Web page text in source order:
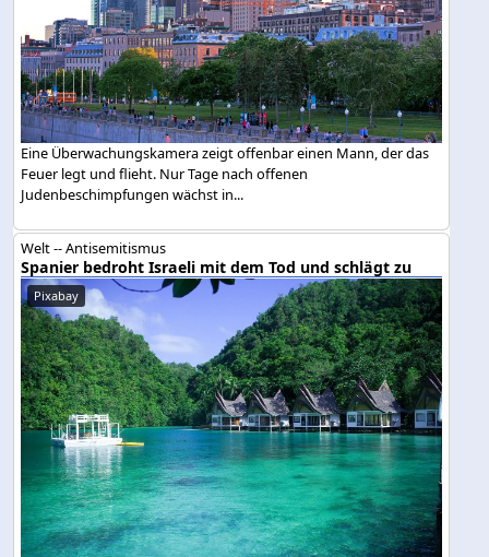
Eine Überwachungskamera zeigt offenbar einen Mann, der das
Feuer legt und flieht. Nur Tage nach offenen
Judenbeschimpfungen wächst in...
Welt -- Antisemitismus
Spanier bedroht Israeli mit dem Tod und schlägt zu
Pixabay